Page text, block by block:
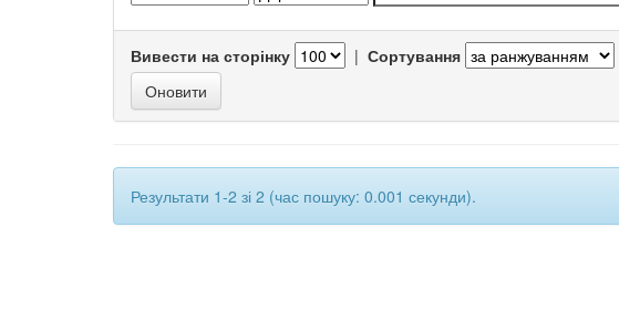
Вивести на сторінку | Сортування
Результати 1-2 зі 2 (час пошуку: 0.001 секунди).